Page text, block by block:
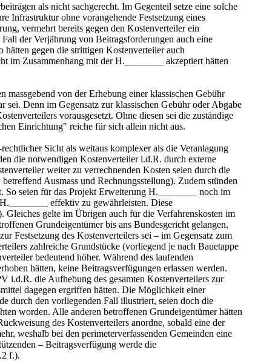
als nicht sachgerecht. Im Gegenteil setze eine solche
Infrastruktur ohne vorangehende Festsetzung eines
vermehrt bereits gegen den Kostenverteiler ein
der Verjährung von Beitragsforderungen auch eine
gegen die strittigen Kostenverteiler auch
im Zusammenhang mit der H.________ akzeptiert hätten
massgebend von der Erhebung einer klassischen Gebühr
Denn im Gegensatz zur klassischen Gebühr oder Abgabe
vorausgesetzt. Ohne diesen sei die zuständige
Einrichtung" reiche für sich allein nicht aus.
Sicht als weitaus komplexer als die Veranlagung
die notwendigen Kostenverteiler i.d.R. durch externe
weiter zu verrechnenden Kosten seien durch die
Ausmass und Rechnungsstellung). Zudem stünden
So seien für das Projekt Erweiterung H.________ noch im
effektiv zu gewährleisten. Diese
Gleiches gelte im Übrigen auch für die Verfahrenskosten im
Grundeigentümer bis ans Bundesgericht gelangen,
Festsetzung des Kostenverteilers sei – im Gegensatz zum
zahlreiche Grundstücke (vorliegend je nach Bauetappe
bedeutend höher. Während des laufenden
hätten, keine Beitragsverfügungen erlassen werden.
i.d.R. die Aufhebung des gesamten Kostenverteilers zur
dagegen ergriffen hätten. Die Möglichkeit einer
durch den vorliegenden Fall illustriert, seien doch die
worden. Alle anderen betroffenen Grundeigentümer hätten
des Kostenverteilers anordne, sobald eine der
weshalb bei den perimeterverfassenden Gemeinden eine
– Beitragsverfügung werde die
f.).